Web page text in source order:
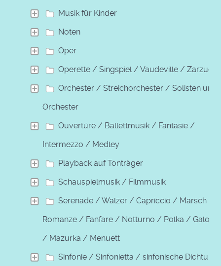
Musik für Kinder
Noten
Oper
Operette / Singspiel / Vaudeville / Zarzuela
Orchester / Streichorchester / Solisten und
Orchester
Ouvertüre / Ballettmusik / Fantasie /
Intermezzo / Medley
Playback auf Tonträger
Schauspielmusik / Filmmusik
Serenade / Walzer / Capriccio / Marsch /
Romanze / Fanfare / Notturno / Polka / Galopp
/ Mazurka / Menuett
Sinfonie / Sinfonietta / sinfonische Dichtung